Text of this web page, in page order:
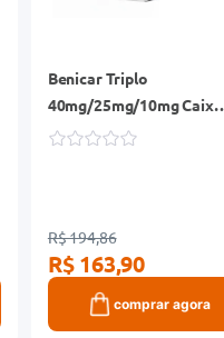
Benicar Triplo
40mg/25mg/10mg Caixa
30 Comprimidos
R$ 194,86
R$ 163,90
comprar agora